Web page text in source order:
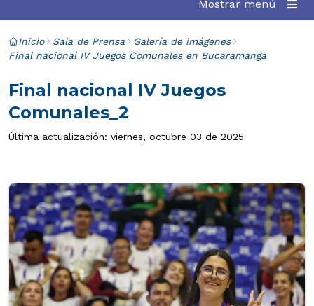
Mostrar menú
Inicio Sala de Prensa
Galería de imágenes
Final nacional IV Juegos Comunales en Bucaramanga
Final nacional IV Juegos
Comunales_2
Última actualización: viernes, octubre 03 de 2025